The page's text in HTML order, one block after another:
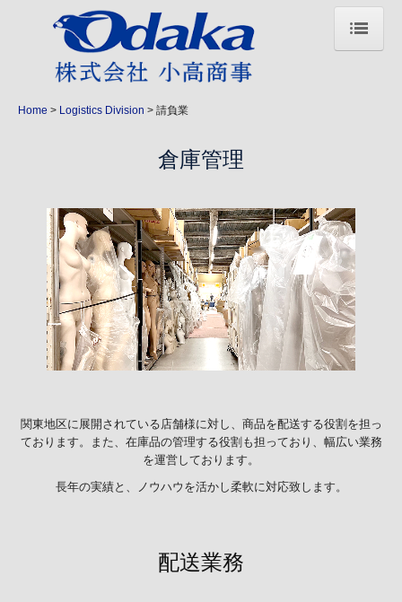
Home
About us
倉庫
車輌一覧
請負業
Fuel Division
キーパーコーティング・洗車
車検（整備関連）
Home Logistics Division 請負業
倉庫管理
関東地区に展開されている店舗様に対し、商品を配送する役割を担っ
ております。また、在庫品の管理する役割も担っており、幅広い業務
を運営しております。
長年の実績と、ノウハウを活かし柔軟に対応致します。
配送業務